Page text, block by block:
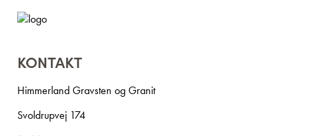
KONTAKT
Himmerland Gravsten og Granit
Svoldrupvej 174